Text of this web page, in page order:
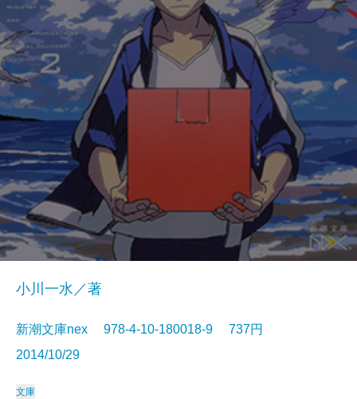
小川一水／著
新潮文庫nex 978-4-10-180018-9 737円
2014/10/29
文庫